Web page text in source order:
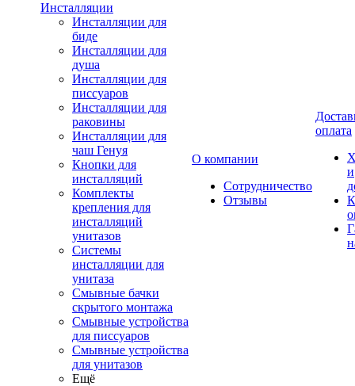
Инсталляции
Инсталляции для
биде
Инсталляции для
душа
Инсталляции для
писсуаров
Инсталляции для
раковины
Инсталляции для
чаш Генуя
Кнопки для
инсталляций
Комплекты
крепления для
инсталляций
унитазов
Системы
инсталляции для
унитаза
Смывные бачки
скрытого монтажа
Смывные устройства
для писсуаров
Смывные устройства
для унитазов
Ещё
О компании
Сотрудничество
Отзывы
оплата
и